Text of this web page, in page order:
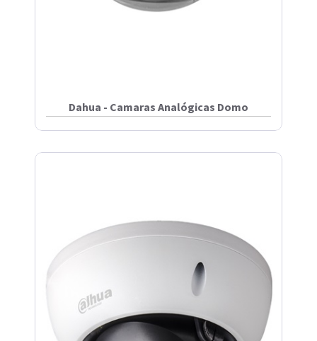
Dahua - Camaras Analógicas Domo